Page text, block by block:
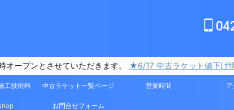
きます。★6/17 中古ラケット値下げ情報 ★3/31 中古ラケット
工技術料 中古ラケット一覧ページ 営業時間 ア
お問合せフォーム